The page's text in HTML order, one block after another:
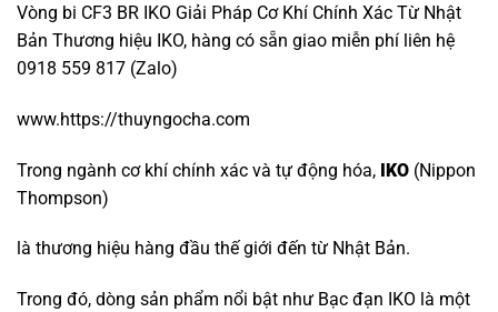
Vòng bi CF3 BR IKO Giải Pháp Cơ Khí Chính Xác Từ Nhật
Bản Thương hiệu IKO, hàng có sẵn giao miễn phí liên hệ
0918 559 817 (Zalo)
www.https://thuyngocha.com
Trong ngành cơ khí chính xác và tự động hóa, IKO (Nippon
Thompson)
là thương hiệu hàng đầu thế giới đến từ Nhật Bản.
Trong đó, dòng sản phẩm nổi bật như Bạc đạn IKO là một